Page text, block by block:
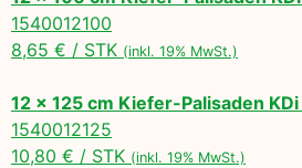
1540012100
8,65 € / STK (inkl. 19% MwSt.)
12 x 125 cm Kiefer-Palisaden KDi
1540012125
10,80 € / STK (inkl. 19% MwSt.)